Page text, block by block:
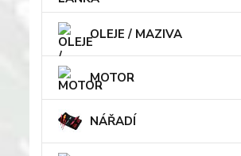
OLEJE / MAZIVA
MOTOR
NÁŘADÍ